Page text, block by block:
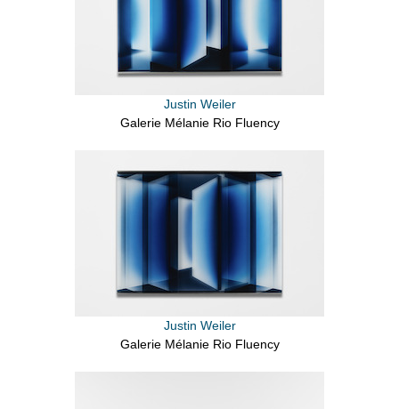
Justin Weiler
Galerie Mélanie Rio Fluency
Justin Weiler
Galerie Mélanie Rio Fluency